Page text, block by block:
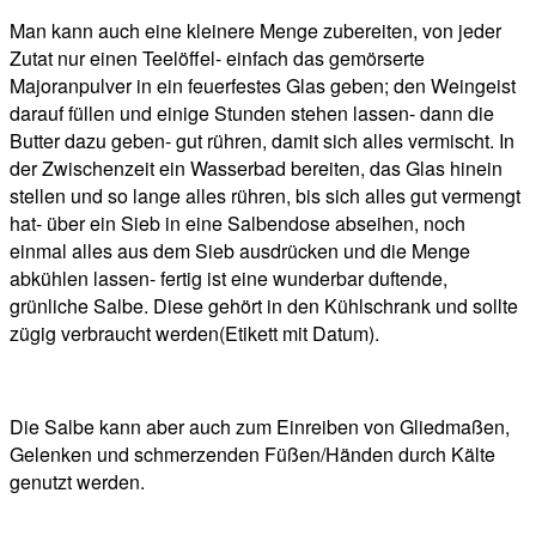
Man kann auch eine kleinere Menge zubereiten, von jeder
Zutat nur einen Teelöffel- einfach das gemörserte
Majoranpulver in ein feuerfestes Glas geben; den Weingeist
darauf füllen und einige Stunden stehen lassen- dann die
Butter dazu geben- gut rühren, damit sich alles vermischt. In
der Zwischenzeit ein Wasserbad bereiten, das Glas hinein
stellen und so lange alles rühren, bis sich alles gut vermengt
hat- über ein Sieb in eine Salbendose abseihen, noch
einmal alles aus dem Sieb ausdrücken und die Menge
abkühlen lassen- fertig ist eine wunderbar duftende,
grünliche Salbe. Diese gehört in den Kühlschrank und sollte
zügig verbraucht werden(Etikett mit Datum).
Die Salbe kann aber auch zum Einreiben von Gliedmaßen,
Gelenken und schmerzenden Füßen/Händen durch Kälte
genutzt werden.